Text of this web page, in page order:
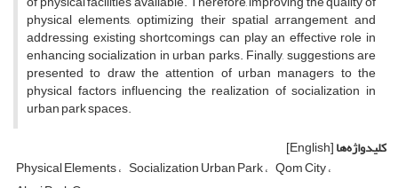
physical elements, optimizing their spatial arrangement, and
addressing existing shortcomings can play an effective role in
enhancing socialization in urban parks. Finally, suggestions are
presented to draw the attention of urban managers to the
physical factors influencing the realization of socialization in
urban park spaces.
کلیدواژه‌ها[English]
Physical Elements Socialization Urban Park Qom City